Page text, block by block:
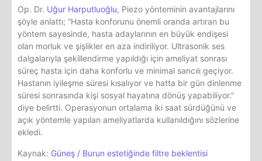
Op. Dr. Uğur Harputluoğlu, Piezo yönteminin avantajlarını
şöyle anlattı; “Hasta konforunu önemli oranda artıran bu
yöntem sayesinde, hasta adaylarının en büyük endişesi
olan morluk ve şişlikler en aza indiriliyor. Ultrasonik ses
dalgalarıyla şekillendirme yapıldığı için ameliyat sonrası
süreç hasta için daha konforlu ve minimal sancılı geçiyor.
Hastanın iyileşme süresi kısalıyor ve hatta bir gün dinlenme
süresi sonrasında kişi sosyal hayatına dönüş yapabiliyor.”
diye belirtti. Operasyonun ortalama iki saat sürdüğünü ve
açık yöntemle yapılan ameliyatlarda kullanıldığını sözlerine
ekledi.
Kaynak: Güneş / Burun estetiğinde filtre beklentisi